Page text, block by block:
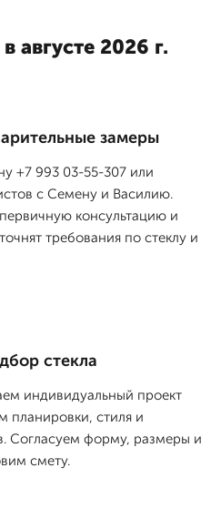
августе 2026 г.
замеры
+7 993 03-55-307 или
с Семену и Василию.
консультацию и
требования по стеклу и
стекла
индивидуальный проект
планировки, стиля и
Согласуем форму, размеры и
смету.